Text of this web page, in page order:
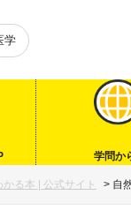
学
学問か
る本 | 公式サイト > 自